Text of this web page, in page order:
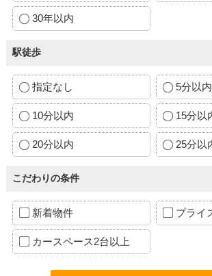
30年以内
駅徒歩
指定なし 5分以内
10分以内 15分以
20分以内 25分以
こだわりの条件
新着物件 プライ
カースペース2台以上